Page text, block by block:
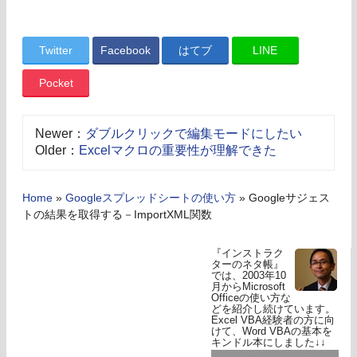
Twitter Facebook はてブ LINE
Pocket
Newer： ダブルクリックで編集モードにしたい
Older： Excelマクロの重要性が理解できた
Home » Googleスプレッドシートの使い方 » Googleサジェス
トの結果を取得する－ImportXML関数
『インストラク
ターのネタ帳』
では、2003年10
月からMicrosoft
Officeの使い方な
どを紹介し続けています。
Excel VBA経験者の方に向
けて、Word VBAの基本を
キンドル本にしました↓↓